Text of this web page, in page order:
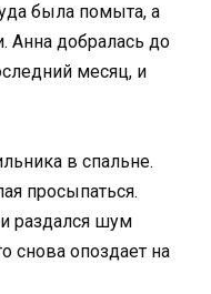
была помыта, а
Анна добралась до
месяц, и
в спальне.
просыпаться.
раздался шум
снова опоздает на